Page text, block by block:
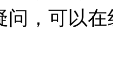
问，可以